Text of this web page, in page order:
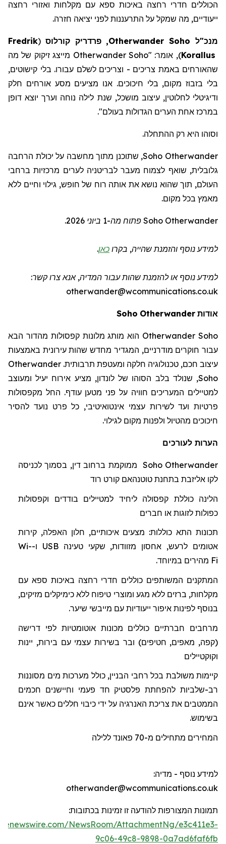
הכוללים חדרי רחצה באיכות ספא עם מקלחות ואזורי רחצה
ייעודיים, מה שמקל על התרעננות לפני יציאה חזרה.
מנכ"ל Otherwander Soho , פרדריקקורלוס (
Fredrik
Korallus
), אומר: "Otherwander Soho מייצג זיקוק של מה
שהאורחים באמת צריכים - וצריכים לשלם עבורו. בלי קישוטים,
בלי בזבוז מקום, בלי חיכוכים. אנו מציעים מסע אורחים חלק
ודיגיטלי לחלוטין, עיצוב מושכל, שנת לילה נוחה וערך יוצא דופן
במרכז אחת הערים הגדולות בעולם".
וסוהו היא רק ההתחלה.
Otherwander
Soho, שתוכנן מתוך מחשבה על יכולת הרחבה
גלובלית, שואף לצמוח מעבר לבריטניה לערים מרכזיות ברחבי
העולם, תוך שהוא נושא את אותה רוח של חופש, גילוי וחיים ללא
מאמץ בכל מקום.
Otherwander
Soho פתוח מה-1 ביוני 2026.
למידע נוסף והזמנת שהייה, בקרו כאן.
למידע נוסף או להזמנת שהותעבור המדיה, אנא צרו קשר:
otherwander@wcommunications.co.uk
אודות Otherwander
Soho
Otherwander Soho הוא מותג מלונות קפסולות מהדור הבא
עבור חוקרים מודרניים, המגדיר מחדש שהות עירונית באמצעות
עיצוב חכם, טכנולוגיה חלקה ומעטפת תרבותית. Otherwander
Soho, שנולד בלב הסוהו של לונדון, מציע אירוח יעיל ומעוצב
למטיילים המעריכים חוויה על פני מטען עודף. החל מקפסולות
פרטיות ועד לשירות עצמי אינטואיטיבי, כל פרט נועד להסיר
חיכוכים מהטיול ולפנות מקום לגילוי.
הערות לעורכים
Otherwander
Soho ממוקמת ברחוב דין, בסמוך לכניסה
לקו אליזבת בתחנת טוטנהאם קורט רוד
הלינה כוללת קפסולה ליחיד למטיילים בודדים וקפסולות
כפולות לזוגות או חברים
תכונות התא כוללות: מצעים איכותיים, חלון האפלה, קירות
אטומים לרעש, אחסון מזוודות, שקעי טעינהUSB ו-Wi-
Fi מהירים במיוחד.
המתקנים המשותפים כוללים חדרי רחצה באיכות ספא עם
מקלחות, ברזים ללא מגע ומוצרי טיפוח ללא כימיקלים מזיקים,
בנוסף לפינות איפור ייעודיות עם מייבשי שיער.
מרחבים חברתיים כוללים מכונות אוטומטיות לפי דרישה
(קפה, מאפים, חטיפים) ובר בשירות עצמי עם בירות, יינות
וקוקטיילים
קיימות משולבת בכל רחבי הבניין, כולל מערכות מים מסוננות
רב-שלביות להפחתת פלסטיק חד פעמי וחיישנים חכמים
הממטבים את צריכת האנרגיה על ידי כיבוי חללים כאשר אינם
בשימוש.
המחירים מתחילים מ-70
פאונד ללילה
למידע נוסף - מדיה:
otherwander@wcommunications.co.uk
תמונות המצורפות להודעה זו זמינות בכתובות:
NewsRoom/AttachmentNg/e3c411e3-
9c06-49c8-9898-0a7ad6faf6fb